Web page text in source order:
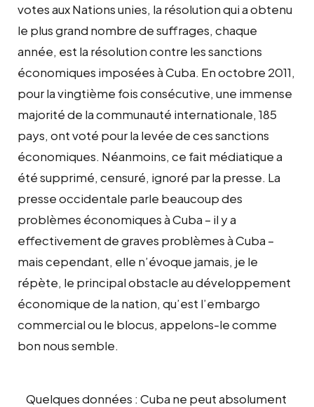
votes aux Nations unies, la résolution qui a obtenu
le plus grand nombre de suffrages, chaque
année, est la résolution contre les sanctions
économiques imposées à Cuba. En octobre 2011,
pour la vingtième fois consécutive, une immense
majorité de la communauté internationale, 185
pays, ont voté pour la levée de ces sanctions
économiques. Néanmoins, ce fait médiatique a
été supprimé, censuré, ignoré par la presse. La
presse occidentale parle beaucoup des
problèmes économiques à Cuba – il y a
effectivement de graves problèmes à Cuba –
mais cependant, elle n’évoque jamais, je le
répète, le principal obstacle au développement
économique de la nation, qu’est l’embargo
commercial ou le blocus, appelons-le comme
bon nous semble.
Quelques données : Cuba ne peut absolument